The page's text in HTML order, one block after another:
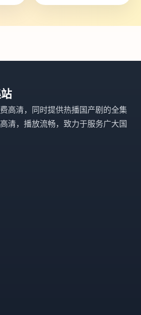
高清，同时提供热播国产剧的全集
清，播放流畅，致力于服务广大国